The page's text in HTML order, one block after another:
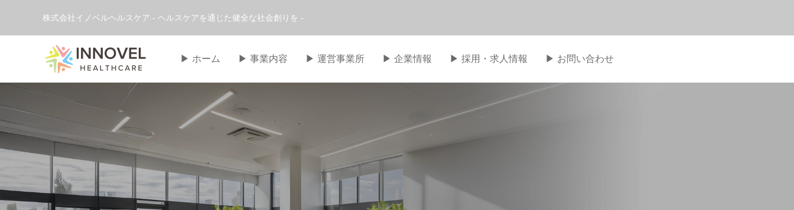
株式会社イノベルヘルスケア - ヘルスケアを通じた健全な社会創りを -
▶︎ ホーム ▶︎ 事業内容 ▶︎ 運営事業所 ▶︎ 企業情報 ▶︎ 採用・求人情報 ▶︎ お問い合わせ